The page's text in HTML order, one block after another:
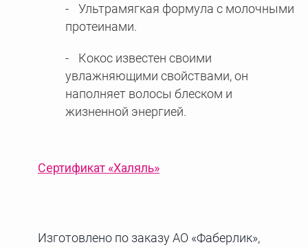
Ультрамягкая формула с молочными
протеинами.
Кокос известен своими
увлажняющими свойствами, он
наполняет волосы блеском и
жизненной энергией.
Сертификат «Халяль»
Изготовлено по заказу АО «Фаберлик»,